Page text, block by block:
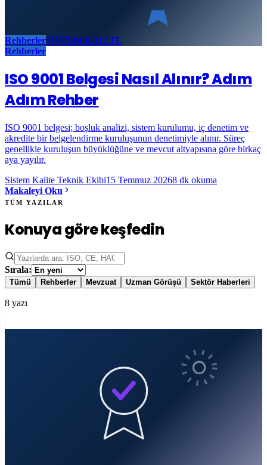
RehberlerSİSTEM KALİTE
Rehberler
ISO 9001 Belgesi Nasıl Alınır? Adım
Adım Rehber
ISO 9001 belgesi; boşluk analizi, sistem kurulumu, iç denetim ve
akredite bir belgelendirme kuruluşunun denetimiyle alınır. Süreç
genellikle kuruluşun büyüklüğüne ve mevcut altyapısına göre birkaç
aya yayılır.
Sistem Kalite Teknik Ekibi15 Temmuz 20268 dk okuma
Makaleyi Oku
TÜM YAZILAR
Konuya göre keşfedin
Sırala:
Tümü Rehberler Mevzuat Uzman Görüşü Sektör Haberleri
8 yazı